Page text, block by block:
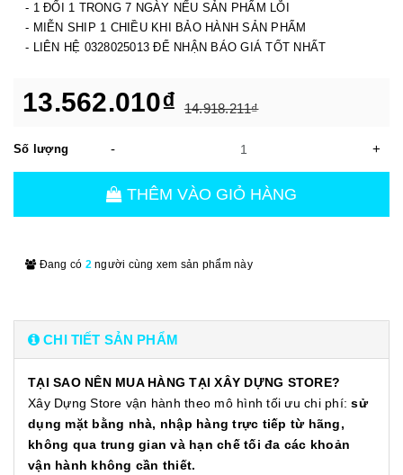
- 1 ĐỔI 1 TRONG 7 NGÀY NẾU SẢN PHẨM LỖI
- MIỄN SHIP 1 CHIỀU KHI BẢO HÀNH SẢN PHẨM
- LIÊN HỆ 0328025013 ĐỂ NHẬN BÁO GIÁ TỐT NHẤT
13.562.010₫ 14.918.211₫
Số lượng - +
THÊM VÀO GIỎ HÀNG
Đang có 2 người cùng xem sản phẩm này
CHI TIẾT SẢN PHẨM
TẠI SAO NÊN MUA HÀNG TẠI XÂY DỰNG STORE?
Xây Dựng Store vận hành theo mô hình tối ưu chi phí:sử
dụng mặt bằng nhà, nhập hàng trực tiếp từ hãng,
không qua trung gian và hạn chế tối đa các khoản
vận hành không cần thiết.